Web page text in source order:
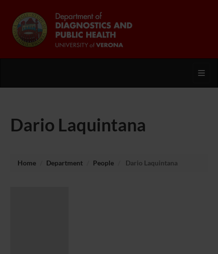
Dario Laquintana
Home Department People Dario Laquintana